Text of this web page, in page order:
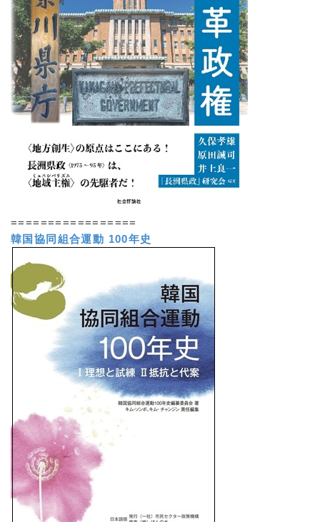
=================
韓国協同組合運動 100年史